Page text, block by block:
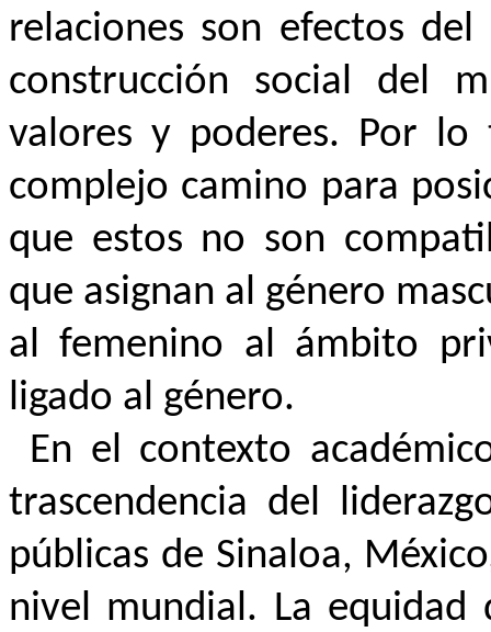
relaciones son efectos
construcción social del
valores y poderes. Por
complejo camino para
que estos no son
que asignan al género
al femenino al ámbito
ligado al género.
En el contexto
trascendencia del
públicas de Sinaloa,
nivel mundial. La equidad